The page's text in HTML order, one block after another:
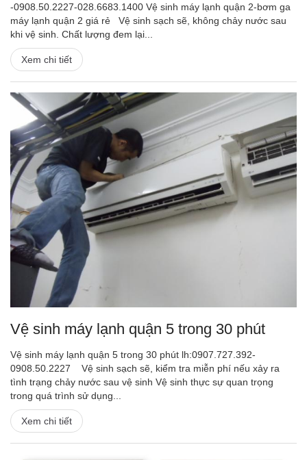
-0908.50.2227-028.6683.1400 Vệ sinh máy lạnh quận 2-bơm ga
máy lạnh quận 2 giá rẻ Vệ sinh sạch sẽ, không chảy nước sau
khi vệ sinh. Chất lượng đem lại...
Xem chi tiết
Vệ sinh máy lạnh quận 5 trong 30 phút
Vệ sinh máy lạnh quận 5 trong 30 phút lh:0907.727.392-
0908.50.2227 Vệ sinh sạch sẽ, kiểm tra miễn phí nếu xảy ra
tình trạng chảy nước sau vệ sinh Vệ sinh thực sự quan trọng
trong quá trình sử dụng...
Xem chi tiết